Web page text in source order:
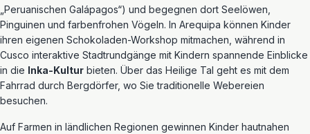
„Peruanischen Galápagos“) und begegnen dort Seelöwen,
Pinguinen und farbenfrohen Vögeln. In Arequipa können Kinder
ihren eigenen Schokoladen-Workshop mitmachen, während in
Cusco interaktive Stadtrundgänge mit Kindern spannende Einblicke
in die Inka-Kultur bieten. Über das Heilige Tal geht es mit dem
Fahrrad durch Bergdörfer, wo Sie traditionelle Webereien
besuchen.
Auf Farmen in ländlichen Regionen gewinnen Kinder hautnahen